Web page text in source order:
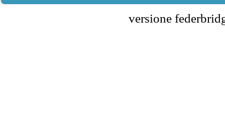
versione